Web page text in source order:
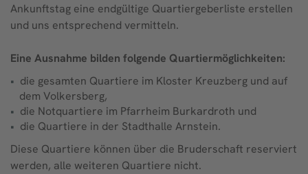
Ankunftstag eine endgültige Quartiergeberliste erstellen
und uns entsprechend vermitteln.
Eine Ausnahme bilden folgende Quartiermöglichkeiten:
die gesamten Quartiere im Kloster Kreuzberg und auf
dem Volkersberg,
die Notquartiere im Pfarrheim Burkardroth und
die Quartiere in der Stadthalle Arnstein.
Diese Quartiere können über die Bruderschaft reserviert
werden, alle weiteren Quartiere nicht.